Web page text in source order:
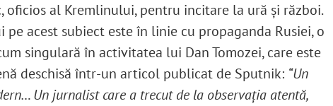
oficios al Kremlinului, pentru incitare la ură și război.
pe acest subiect este în linie cu propaganda Rusiei, o
singulară în activitatea lui Dan Tomozei, care este
deschisă într-un articol publicat de Sputnik: “Un
Un jurnalist care a trecut de la observația atentă,